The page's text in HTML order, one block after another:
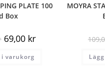
PLATE 100
Box
69,00 kr
varukorg
MOYRA